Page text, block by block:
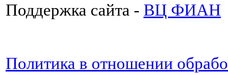
Поддержка сайта - ВЦ ФИАН
Политика в отношении